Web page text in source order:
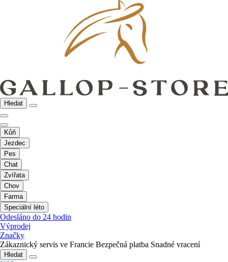
Hledat
Kůň
Jezdec
Pes
Chat
Zvířata
Chov
Farma
Speciální léto
Odesláno do 24 hodin
Výprodej
Značky
Zákaznický servis ve Francie Bezpečná platba Snadné vracení
Hledat